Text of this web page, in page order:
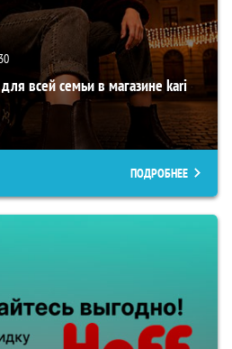
30
всей семьи в магазине kari
ПОДРОБНЕЕ